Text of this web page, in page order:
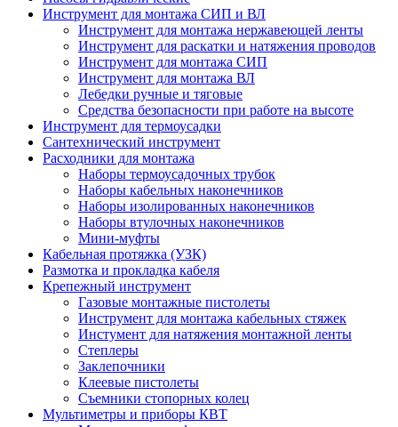
Инструмент для монтажа СИП и ВЛ
Инструмент для монтажа нержавеющей ленты
Инструмент для раскатки и натяжения проводов
Инструмент для монтажа СИП
Инструмент для монтажа ВЛ
Лебедки ручные и тяговые
Средства безопасности при работе на высоте
Инструмент для термоусадки
Сантехнический инструмент
Расходники для монтажа
Наборы термоусадочных трубок
Наборы кабельных наконечников
Наборы изолированных наконечников
Наборы втулочных наконечников
Мини-муфты
Кабельная протяжка (УЗК)
Размотка и прокладка кабеля
Крепежный инструмент
Газовые монтажные пистолеты
Инструмент для монтажа кабельных стяжек
Инстумент для натяжения монтажной ленты
Степлеры
Заклепочники
Клеевые пистолеты
Съемники стопорных колец
Мультиметры и приборы КВТ